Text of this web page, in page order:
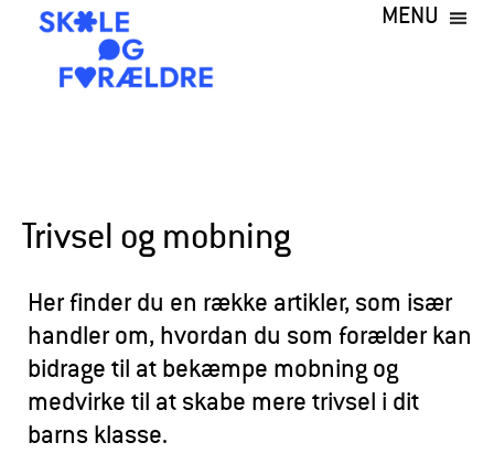
hovedindhold
l
o
g
F
o
r
MENU
Trivsel og mobning
Her finder du en række artikler, som især
handler om, hvordan du som forælder kan
bidrage til at bekæmpe mobning og
medvirke til at skabe mere trivsel i dit
barns klasse.